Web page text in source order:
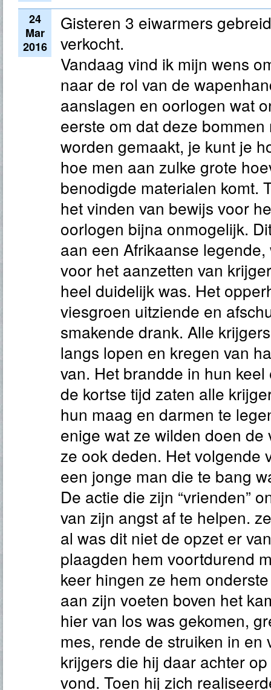
24
Mar
2016
Gisteren 3 eiwarmers
verkocht.
Vandaag vind ik mijn wens
naar de rol van de
aanslagen en oorlogen wat
eerste om dat deze
worden gemaakt, je kunt je
hoe men aan zulke grote
benodigde materialen komt.
het vinden van bewijs voor
oorlogen bijna onmogelijk.
aan een Afrikaanse
voor het aanzetten van
heel duidelijk was. Het
viesgroen uitziende en
smakende drank. Alle
langs lopen en kregen van
van. Het brandde in hun
de kortse tijd zaten alle
hun maag en darmen te
enige wat ze wilden doen de
ze ook deden. Het volgende
een jonge man die te bang
De actie die zijn “vrienden”
van zijn angst af te helpen.
al was dit niet de opzet er
plaagden hem voortdurend
keer hingen ze hem
aan zijn voeten boven het
hier van los was gekomen,
mes, rende de struiken in en
krijgers die hij daar achter
vond. Toen hij zich